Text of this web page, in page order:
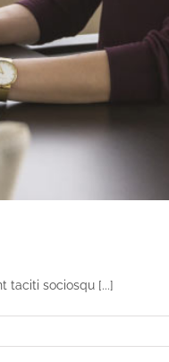
taciti sociosqu [...]